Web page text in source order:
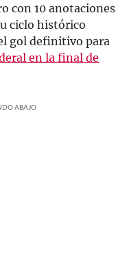
con 10 anotaciones
ciclo histórico
gol definitivo para
en la final de
ABAJO